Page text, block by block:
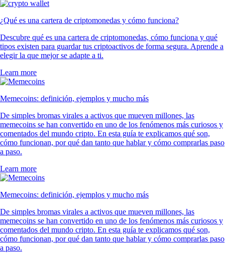
¿Qué es una cartera de criptomonedas y cómo funciona?
Descubre qué es una cartera de criptomonedas, cómo funciona y qué
tipos existen para guardar tus criptoactivos de forma segura. Aprende a
elegir la que mejor se adapte a ti.
Learn more
Memecoins: definición, ejemplos y mucho más
De simples bromas virales a activos que mueven millones, las
memecoins se han convertido en uno de los fenómenos más curiosos y
comentados del mundo cripto. En esta guía te explicamos qué son,
cómo funcionan, por qué dan tanto que hablar y cómo comprarlas paso
a paso.
Learn more
Memecoins: definición, ejemplos y mucho más
De simples bromas virales a activos que mueven millones, las
memecoins se han convertido en uno de los fenómenos más curiosos y
comentados del mundo cripto. En esta guía te explicamos qué son,
cómo funcionan, por qué dan tanto que hablar y cómo comprarlas paso
a paso.